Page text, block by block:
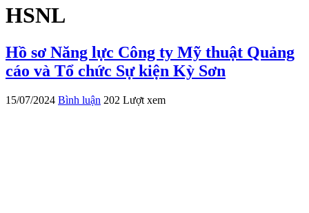
HSNL
Hồ sơ Năng lực Công ty Mỹ thuật Quảng
cáo và Tổ chức Sự kiện Kỳ Sơn
15/07/2024 Bình luận 202 Lượt xem